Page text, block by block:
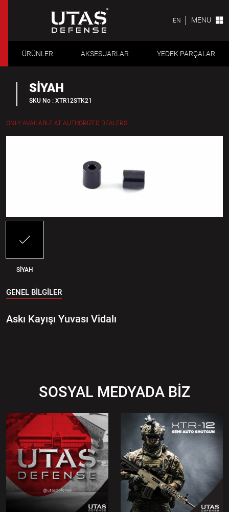
EN MENU
ÜRÜNLER AKSESUARLAR YEDEK PARÇALAR
SİYAH
SKU No : XTR12STK21
ONLY AVAILABLE AT AUTHORIZED DEALERS
SİYAH
GENEL BİLGİLER
Askı Kayışı Yuvası Vidalı
SOSYAL MEDYADA BİZ